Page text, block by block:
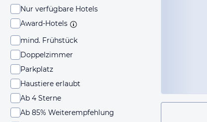
Nur verfügbare Hotels
Award-Hotels
mind. Frühstück
Doppelzimmer
Parkplatz
Haustiere erlaubt
Ab 4 Sterne
Ab 85% Weiterempfehlung